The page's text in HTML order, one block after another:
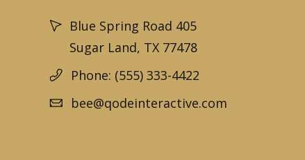
Blue Spring Road 405
Sugar Land, TX 77478
Phone: (555) 333-4422
bee@qodeinteractive.com